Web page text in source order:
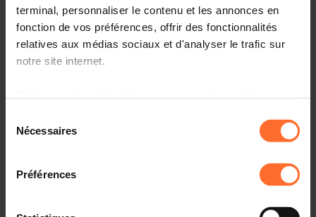
terminal, personnaliser le contenu et les annonces en
fonction de vos préférences, offrir des fonctionnalités
relatives aux médias sociaux et d'analyser le trafic sur
notre site internet.
à l’exception des cookies strictement nécessaires au
fonctionnement du site. Une description des différents
cookies est accessible sous l’onglet « Détails » ci-
dessus.
Il est précisé que la navigation sur le site et certaines
Nécessaires
Préférences
Chapitre 4 : Les Sanctions
Chapitre 5 : Ouvrir et Maintenir un Compte Bancaire
Cadre du Non-Respect des Obligations Comptables et
Fiscales de l’Entreprise
A propos du Q&As en live (30’) :